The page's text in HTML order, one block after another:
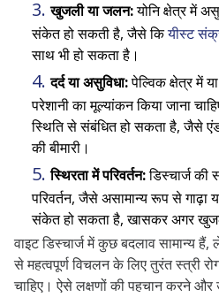
खुजली या जलन:योनि क्षेत्र में
संकेत हो सकती है, जैसे कियीस्ट
साथ भी हो सकता है।
दर्द या असुविधा:पेल्विक क्षेत्र में
परेशानी का मूल्यांकन किया जाना
स्थिति से संबंधित हो सकता है, जैसे
की बीमारी।
स्थिरता में परिवर्तन:डिस्चार्ज की
परिवर्तन, जैसे असामान्य रूप से गाढ़ा
संकेत हो सकता है, खासकर अगर
वाइट डिस्चार्ज में कुछ बदलाव सामान्य हैं,
से महत्वपूर्ण विचलन के लिए तुरंत स्त्री
चाहिए। ऐसे लक्षणों की पहचान करने